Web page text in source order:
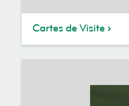
Cartes de Visite